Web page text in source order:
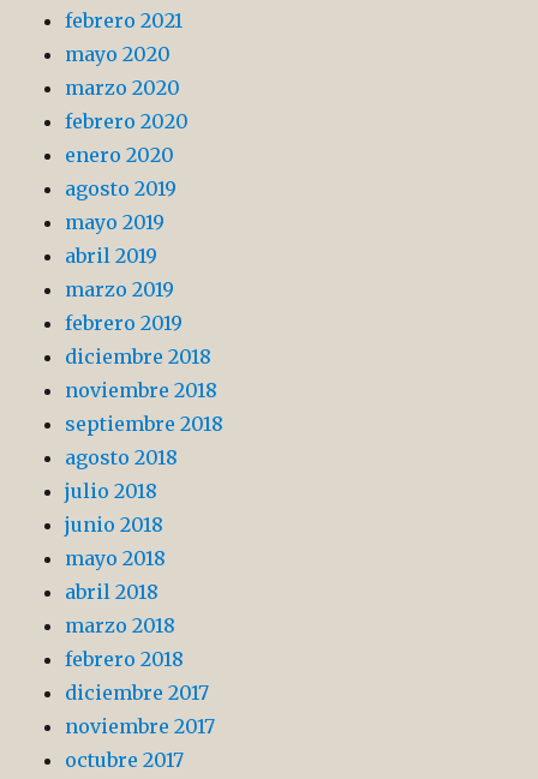
febrero 2021
mayo 2020
marzo 2020
febrero 2020
enero 2020
agosto 2019
mayo 2019
abril 2019
marzo 2019
febrero 2019
diciembre 2018
noviembre 2018
septiembre 2018
agosto 2018
julio 2018
junio 2018
mayo 2018
abril 2018
marzo 2018
febrero 2018
diciembre 2017
noviembre 2017
octubre 2017